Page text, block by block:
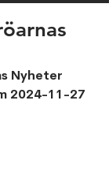
Nyheter
2024-11-27